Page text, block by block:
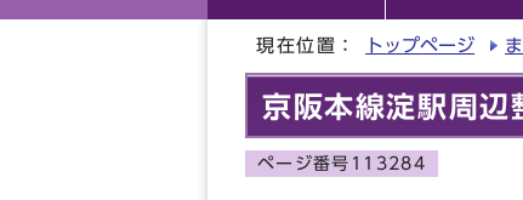
現在位置： トップページ
京阪本線淀駅周辺
ページ番号113284